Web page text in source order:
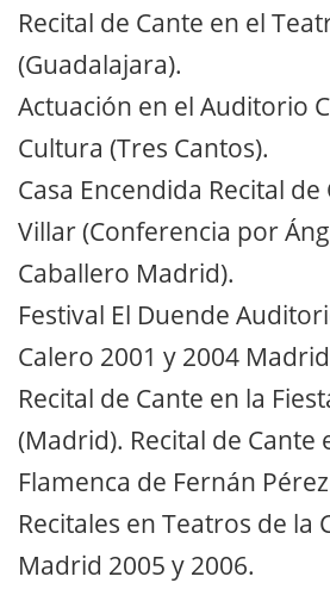
Recital de Cante en el
(Guadalajara).
Actuación en el Auditorio
Cultura (Tres Cantos).
Casa Encendida Recital de
Villar (Conferencia por
Caballero Madrid).
Festival El Duende
Calero 2001 y 2004
Recital de Cante en la
(Madrid). Recital de Cante
Flamenca de Fernán
Recitales en Teatros de la
Madrid 2005 y 2006.